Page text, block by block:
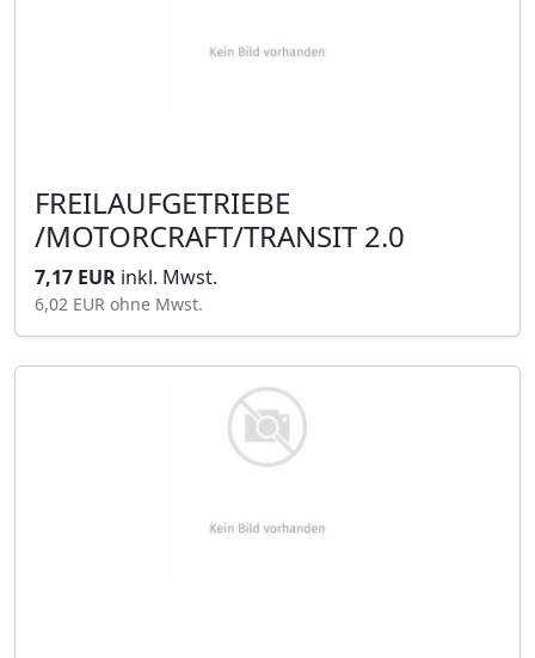
FREILAUFGETRIEBE
/MOTORCRAFT/TRANSIT 2.0
7,17 EUR inkl. Mwst.
6,02 EUR ohne Mwst.